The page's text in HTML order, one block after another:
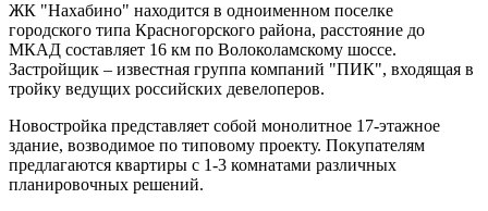
ЖК "Нахабино" находится в одноименном поселке
городского типа Красногорского района, расстояние до
МКАД составляет 16 км по Волоколамскому шоссе.
Застройщик – известная группа компаний "ПИК", входящая в
тройку ведущих российских девелоперов.
Новостройка представляет собой монолитное 17-этажное
здание, возводимое по типовому проекту. Покупателям
предлагаются квартиры с 1-3 комнатами различных
планировочных решений.